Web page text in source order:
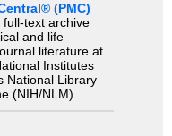
(PMC)
full-text archive
and life
literature at
Institutes
National Library
(NIH/NLM).